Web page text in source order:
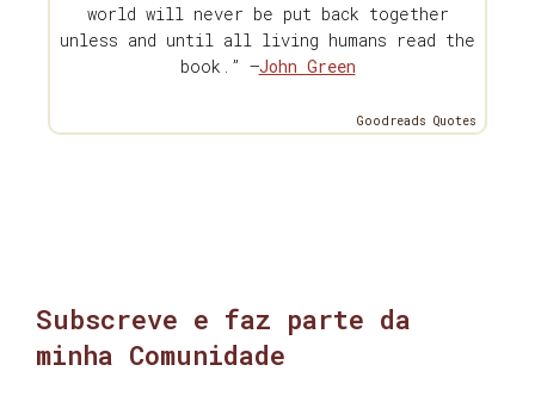
world will never be put back together
unless and until all living humans read the
book.” —John Green
Goodreads Quotes
Subscreve e faz parte da
minha Comunidade